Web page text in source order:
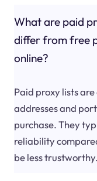
What are paid
differ from free
online?
Paid proxy lists
addresses and
purchase. They
reliability
be less trustworthy.